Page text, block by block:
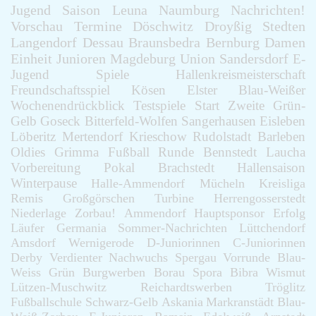
Jugend
Saison Leuna Naumburg
Nachrichten!
Vorschau
Termine Döschwitz Droyßig
Stedten
Langendorf Dessau Braunsbedra Bernburg Damen
Einheit Junioren Magdeburg Union Sandersdorf E-
Jugend
Spiele
Hallenkreismeisterschaft
Freundschaftsspiel
Kösen Elster
Blau-Weißer
Wochenendrückblick
Testspiele Start Zweite
Grün-
Gelb Goseck Bitterfeld-Wolfen Sangerhausen Eisleben
Löberitz Mertendorf Krieschow Rudolstadt Barleben
Oldies
Grimma Fußball Runde Bennstedt
Laucha
Vorbereitung
Pokal Brachstedt
Hallensaison
Winterpause
Halle-Ammendorf Mücheln
Kreisliga
Remis
Großgörschen Turbine
Herrengosserstedt
Niederlage
Zorbau! Ammendorf Hauptsponsor
Erfolg
Läufer
Germania Sommer-Nachrichten
Lüttchendorf
Amsdorf
Wernigerode D-Juniorinnen
C-Juniorinnen
Derby Verdienter Nachwuchs Spergau Vorrunde Blau-
Weiss
Grün Burgwerben Borau Spora Bibra
Wismut
Lützen-Muschwitz
Reichardtswerben
Tröglitz
Fußballschule Schwarz-Gelb Askania Markranstädt Blau-